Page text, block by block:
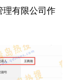
理有限公司作